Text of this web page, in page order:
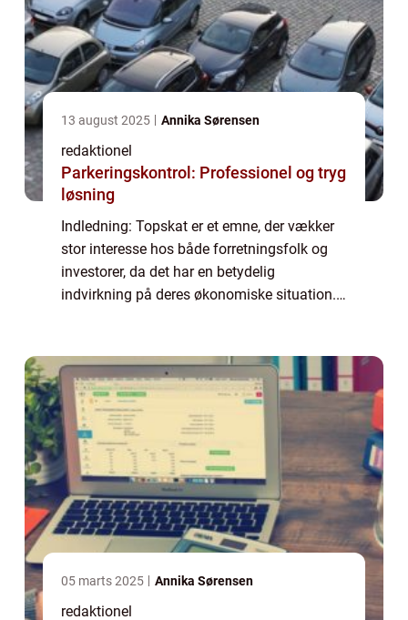
13 august 2025 Annika Sørensen
redaktionel
Parkeringskontrol: Professionel og tryg
løsning
Indledning: Topskat er et emne, der vækker
stor interesse hos både forretningsfolk og
investorer, da det har en betydelig
indvirkning på deres økonomiske situation.
05 marts 2025 Annika Sørensen
redaktionel